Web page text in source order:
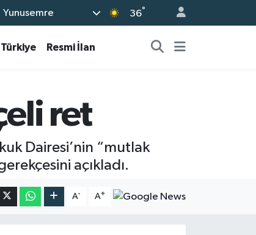
Yunusemre 36°
Türkiye Resmi İlan
ret
Dairesi’nin “mutlak
açıkladı.
A- A+